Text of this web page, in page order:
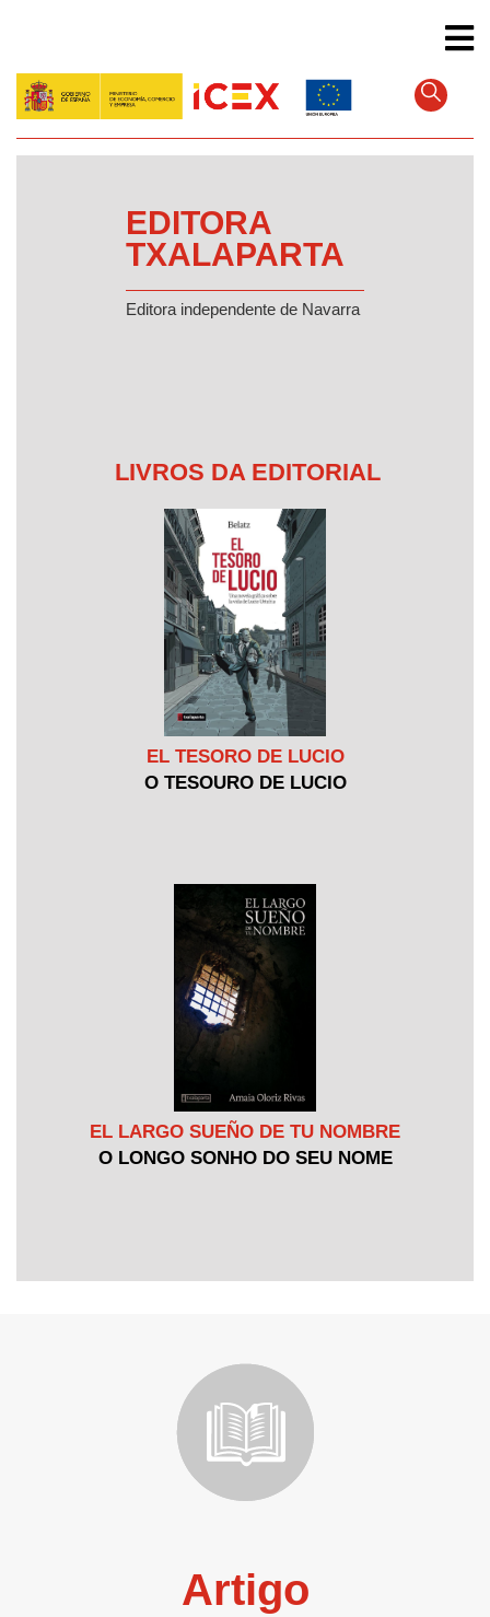
conteúdo
principal
EDITORA
TXALAPARTA
Editora independente de Navarra
LIVROS DA EDITORIAL
EL TESORO DE LUCIO
O TESOURO DE LUCIO
EL LARGO SUEÑO DE TU NOMBRE
O LONGO SONHO DO SEU NOME
Artigo